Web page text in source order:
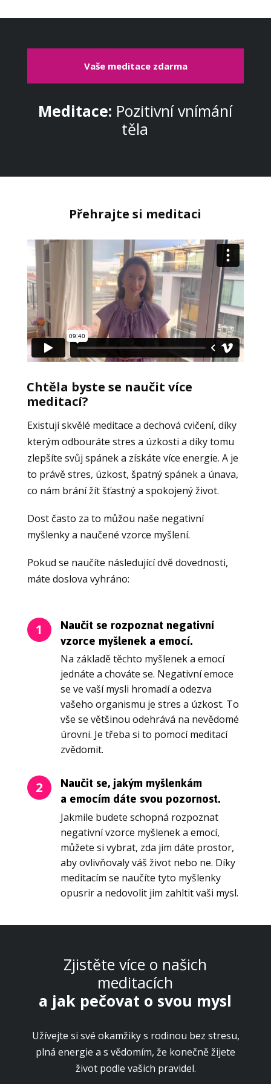
Vaše meditace zdarma
Meditace: Pozitivní vnímání
těla
Přehrajte si meditaci
Chtěla byste se naučit více
meditací?
Existují skvělé meditace a dechová cvičení, díky
kterým odbouráte stres a úzkosti a díky tomu
zlepšíte svůj spánek a získáte více energie. A je
to právě stres, úzkost, špatný spánek a únava,
co nám brání žít šťastný a spokojený život.
Dost často za to můžou naše negativní
myšlenky a naučené vzorce myšlení.
Pokud se naučíte následující dvě dovednosti,
máte doslova vyhráno:
1 Naučit se rozpoznat negativní
vzorce myšlenek a emocí.
Na základě těchto myšlenek a emocí
jednáte a chováte se. Negativní emoce
se ve vaší mysli hromadí a odezva
vašeho organismu je stres a úzkost. To
vše se většinou odehrává na nevědomé
úrovni. Je třeba si to pomocí meditací
zvědomit.
2 Naučit se, jakým myšlenkám
a emocím dáte svou pozornost.
Jakmile budete schopná rozpoznat
negativní vzorce myšlenek a emocí,
můžete si vybrat, zda jim dáte prostor,
aby ovlivňovaly váš život nebo ne. Díky
meditacím se naučíte tyto myšlenky
opusrir a nedovolit jim zahltit vaši mysl.
Zjistěte více o našich
meditacích
a jak pečovat o svou mysl
Užívejte si své okamžiky s rodinou bez stresu,
plná energie a s vědomím, že konečně žijete
život podle vašich pravidel.